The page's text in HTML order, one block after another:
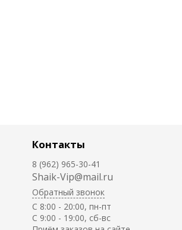
Контакты
8 (962) 965-30-41
Shaik-Vip@mail.ru
Обратный звонок
C 8:00 - 20:00, пн-пт
С 9:00 - 19:00, сб-вс